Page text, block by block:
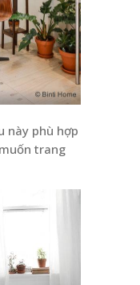
này phù hợp
trang